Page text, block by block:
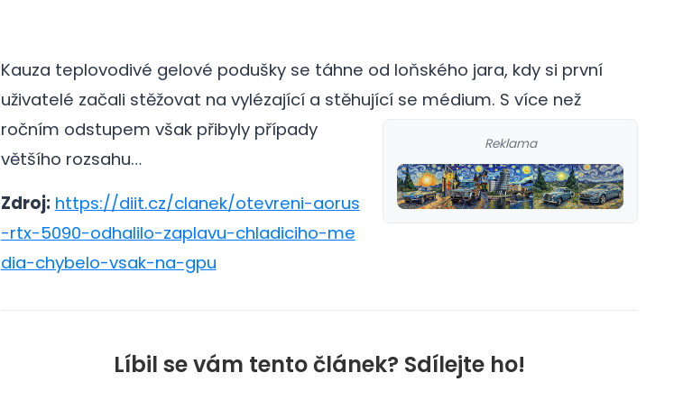
Kauza teplovodivé gelové podušky se táhne od loňského jara, kdy si první
uživatelé začali stěžovat na vylézající a stěhující se médium.
Reklama
S více než
ročním odstupem však přibyly případy
většího rozsahu…
Zdroj: https://diit.cz/clanek/otevreni-aorus
-rtx-5090-odhalilo-zaplavu-chladiciho-me
dia-chybelo-vsak-na-gpu
Líbil se vám tento článek? Sdílejte ho!